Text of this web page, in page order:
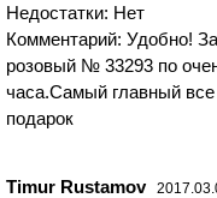
Недостатки: Нет
Комментарий: Удобно!
розовый № 33293 по
часа.Самый главный
подарок
Timur Rustamov